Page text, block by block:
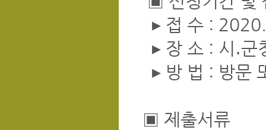
▸ 접 수 :
▸ 장 소 : 시․
▸ 방 법 : 방문
▣ 제출서류